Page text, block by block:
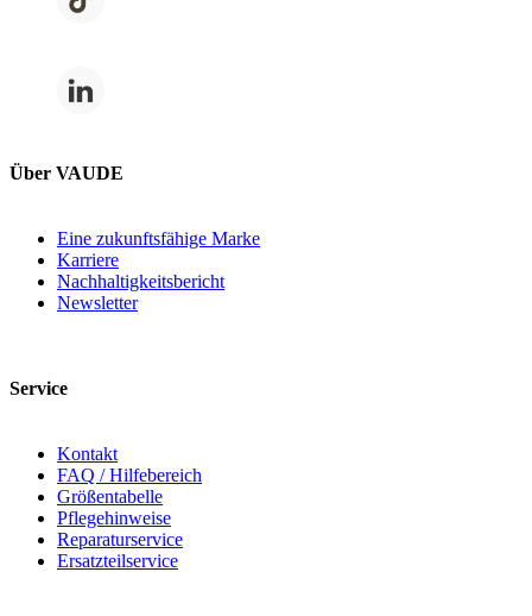
Über VAUDE
Eine zukunftsfähige Marke
Karriere
Nachhaltigkeitsbericht
Newsletter
Service
Kontakt
FAQ / Hilfebereich
Größentabelle
Pflegehinweise
Reparaturservice
Ersatzteilservice